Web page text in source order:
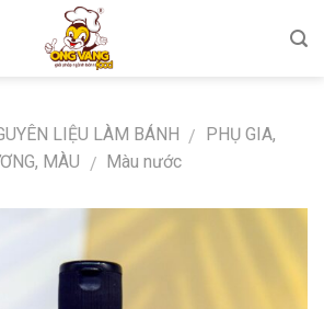
LIỆU LÀM BÁNH / PHỤ GIA,
MÀU / Màu nước